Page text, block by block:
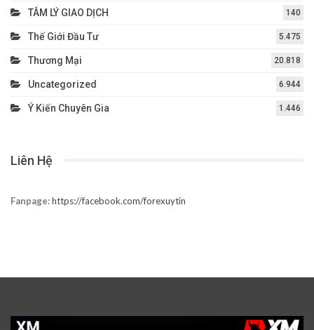
TÂM LÝ GIAO DỊCH 140
Thế Giới Đầu Tư 5.475
Thương Mại 20.818
Uncategorized 6.944
Ý Kiến Chuyên Gia 1.446
Liên Hệ
Fanpage:https://facebook.com/forexuytin